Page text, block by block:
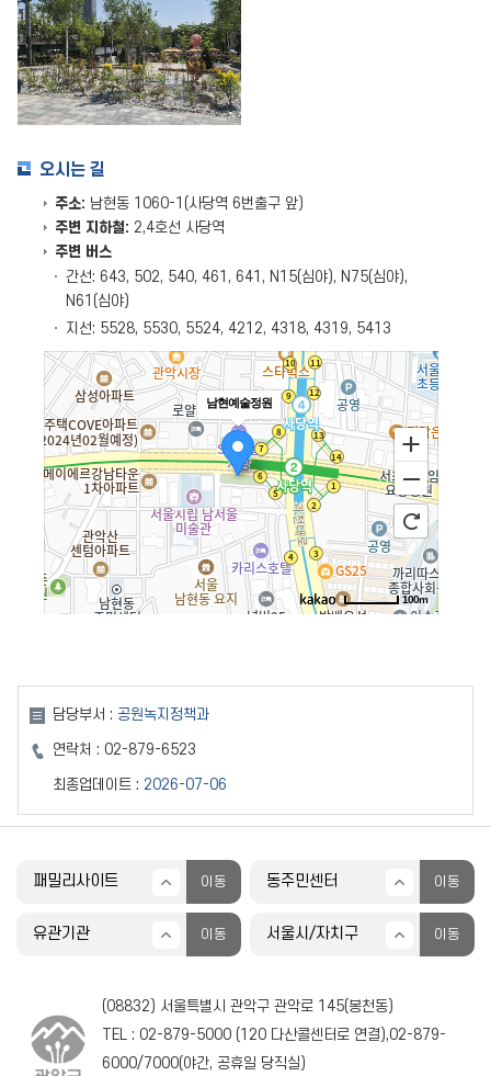
오시는 길
주소: 남현동 1060-1(사당역 6번출구 앞)
주변 지하철: 2,4호선 사당역
주변 버스
간선: 643, 502, 540, 461, 641, N15(심야), N75(심야),
N61(심야)
지선: 5528, 5530, 5524, 4212, 4318, 4319, 5413
남현예술정원
100m
담당부서 : 공원녹지정책과
연락처 : 02-879-6523
최종업데이트 : 2026-07-06
(08832) 서울특별시 관악구 관악로 145(봉천동)
TEL : 02-879-5000(120다산콜센터로 연결),02-879-
6000/7000(야간, 공휴일 당직실)